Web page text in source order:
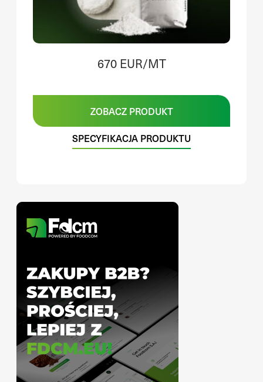
670 EUR/MT
ZOBACZ PRODUKT
SPECYFIKACJA PRODUKTU